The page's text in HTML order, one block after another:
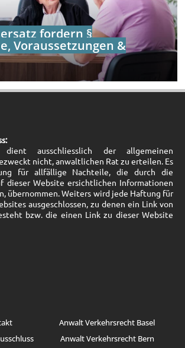
fordern §
Voraussetzungen &
ausschliesslich der allgemeinen
nicht, anwaltlichen Rat zu erteilen. Es
für allfällige Nachteile, die durch die
dieser Website ersichtlichen Informationen
übernommen. Weiters wird jede Haftung für
ausgeschlossen, zu denen ein Link von
bzw. die einen Link zu dieser Website
Anwalt Verkehrsrecht Basel
Anwalt Verkehrsrecht Bern